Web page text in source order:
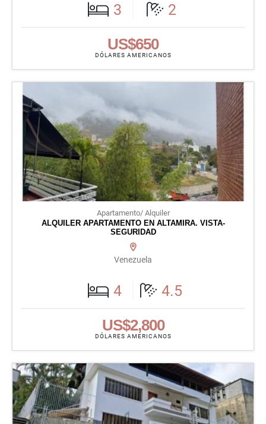
3 2
US$650
DÓLARES AMERICANOS
Apartamento/ Alquiler
ALQUILER APARTAMENTO EN ALTAMIRA. VISTA-
SEGURIDAD
Venezuela
4 4.5
US$2,800
DÓLARES AMERICANOS